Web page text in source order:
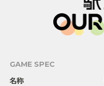
GAME SPEC
名称